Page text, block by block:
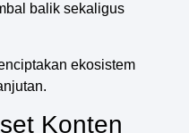
balik sekaligus
ekosistem
Konten